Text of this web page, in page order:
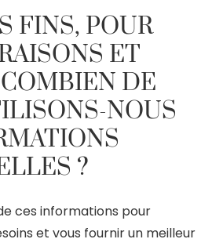
FINS, POUR
ET
DE
NOUS
?
ces informations pour
et vous fournir un meilleur